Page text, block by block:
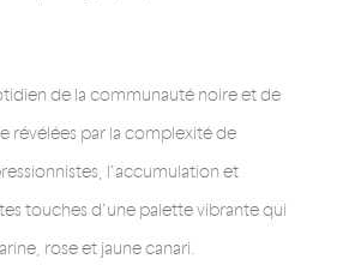
de la communauté noire et de
révélées par la complexité de
l’accumulation et
touches d’une palette vibrante qui
rose et jaune canari.